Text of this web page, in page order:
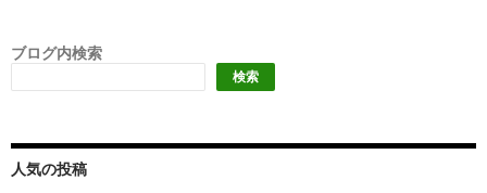
ブログ内検索
検索
人気の投稿